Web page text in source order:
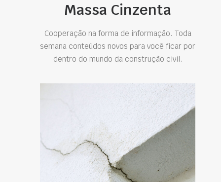
Massa Cinzenta
Cooperação na forma de informação. Toda
semana conteúdos novos para você ficar por
dentro do mundo da construção civil.